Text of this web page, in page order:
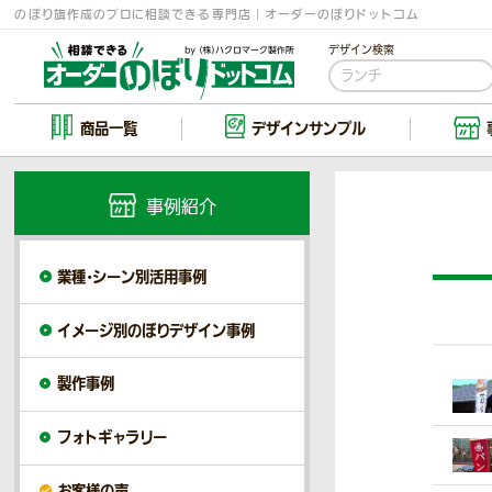
のぼり旗作成のプロに相談できる専門店｜オーダーのぼりドットコム
デザイン検索
商品一覧 デザインサンプル
事例紹介
業種・シーン別活用事例
イメージ別のぼりデザイン事例
製作事例
フォトギャラリー